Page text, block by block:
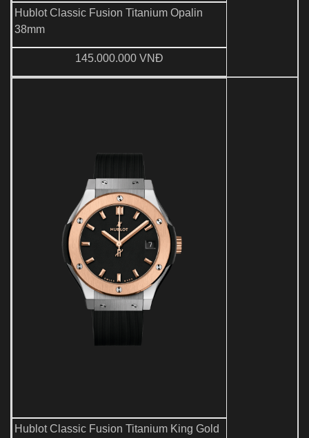
Hublot Classic Fusion Titanium Opalin
38mm
145.000.000 VNĐ
Hublot Classic Fusion Titanium King Gold